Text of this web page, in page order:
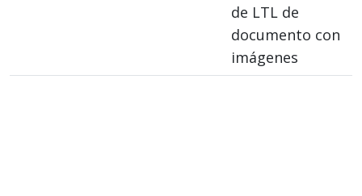
de LTL de
documento con
imágenes